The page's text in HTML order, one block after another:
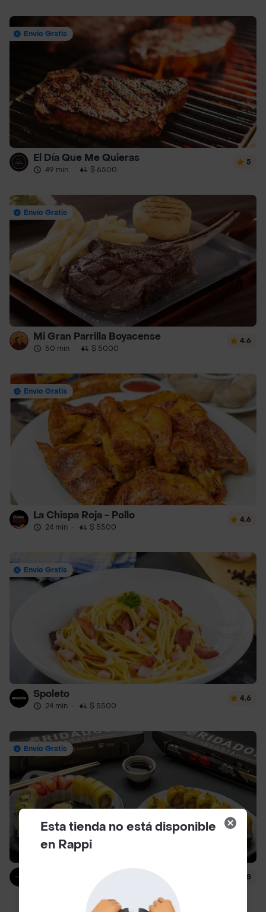
Envío Gratis
El Día Que Me Quieras
49 min · $ 6500
5
Envío Gratis
Mi Gran Parrilla Boyacense
50 min · $ 5000
4.6
Envío Gratis
La Chispa Roja - Pollo
24 min · $ 5500
4.6
Envío Gratis
Spoleto
24 min · $ 5500
4.6
Envío Gratis
$ 6500
4.8
Esta tienda no está disponible
en Rappi